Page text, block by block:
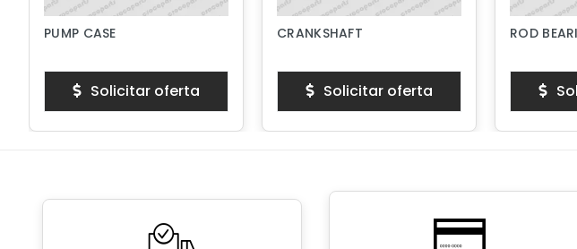
PUMP CASE
Solicitar oferta
CRANKSHAFT
Solicitar oferta
ROD